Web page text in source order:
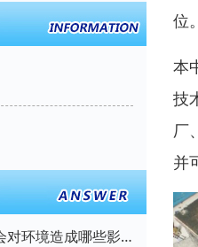
贵金属废料回收处理过程中会对环境造成哪些影响？
位
本
技
厂
并